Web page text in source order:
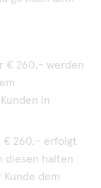
€ 260,- werden
in
€ 260,- erfolgt
diesen halten
dem